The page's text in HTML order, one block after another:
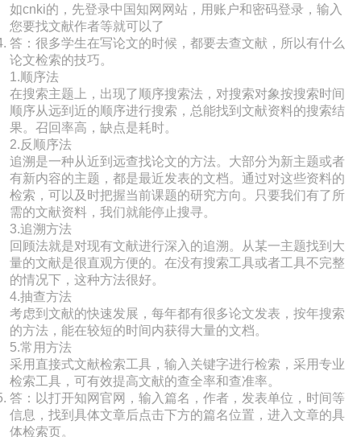
如cnki的，先登录中国知网网站，用账户和密码登录，输入
您要找文献作者等就可以了
答：很多学生在写论文的时候，都要去查文献，所以有什么
论文检索的技巧。
1.顺序法
在搜索主题上，出现了顺序搜索法，对搜索对象按搜索时间
顺序从远到近的顺序进行搜索，总能找到文献资料的搜索结
果。召回率高，缺点是耗时。
2.反顺序法
追溯是一种从近到远查找论文的方法。大部分为新主题或者
有新内容的主题，都是最近发表的文档。通过对这些资料的
检索，可以及时把握当前课题的研究方向。只要我们有了所
需的文献资料，我们就能停止搜寻。
3.追溯方法
回顾法就是对现有文献进行深入的追溯。从某一主题找到大
量的文献是很直观方便的。在没有搜索工具或者工具不完整
的情况下，这种方法很好。
4.抽查方法
考虑到文献的快速发展，每年都有很多论文发表，按年搜索
的方法，能在较短的时间内获得大量的文档。
5.常用方法
采用直接式文献检索工具，输入关键字进行检索，采用专业
检索工具，可有效提高文献的查全率和查准率。
答：以打开知网官网，输入篇名，作者，发表单位，时间等
信息，找到具体文章后点击下方的篇名位置，进入文章的具
体检索页。